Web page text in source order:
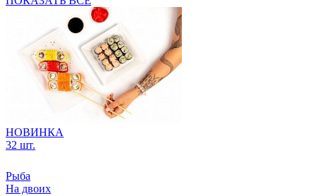
НОВИНКА
32 шт.
Рыба
На двоих